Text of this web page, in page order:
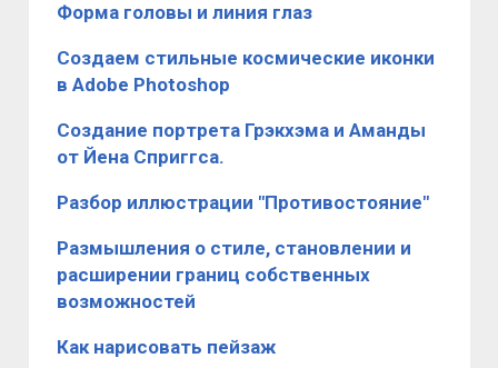
Форма головы и линия глаз
Создаем стильные космические иконки
в Adobe Photoshop
Создание портрета Грэкхэма и Аманды
от Йена Сприггса.
Разбор иллюстрации "Противостояние"
Размышления о стиле, становлении и
расширении границ собственных
возможностей
Как нарисовать пейзаж